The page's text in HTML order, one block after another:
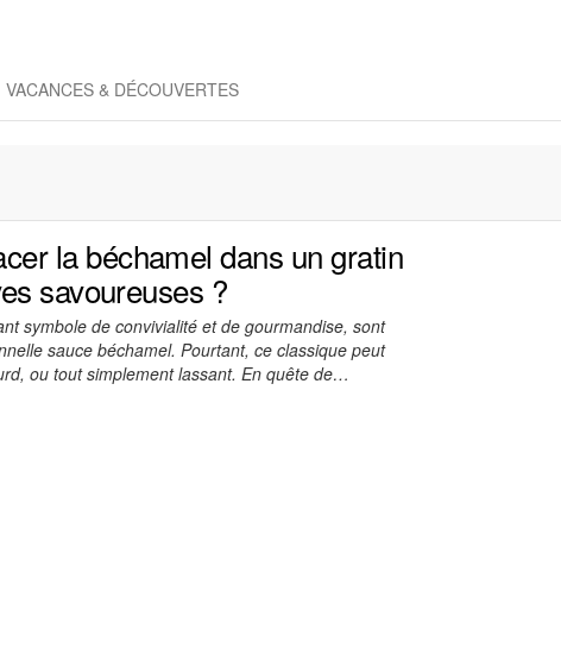
VACANCES & DÉCOUVERTES
la béchamel dans un gratin
savoureuses ?
symbole de convivialité et de gourmandise, sont
sauce béchamel. Pourtant, ce classique peut
ou tout simplement lassant. En quête de…